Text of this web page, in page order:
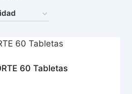
popularidad
60 Tabletas